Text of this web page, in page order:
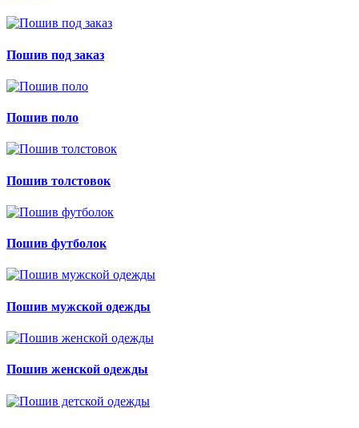
Пошив под заказ
Пошив поло
Пошив толстовок
Пошив футболок
Пошив мужской одежды
Пошив женской одежды